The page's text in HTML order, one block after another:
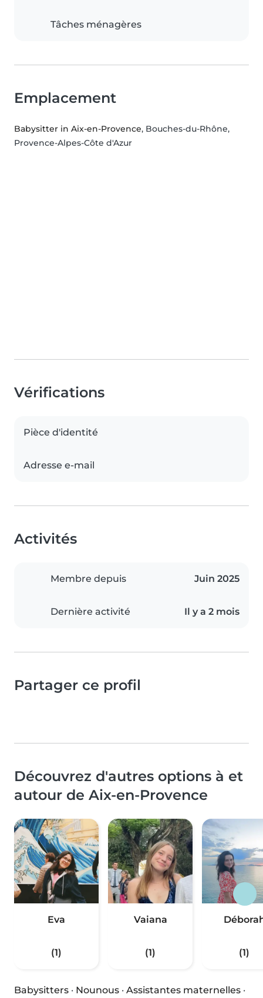
Tâches ménagères
Emplacement
Babysitter in Aix-en-Provence, Bouches-du-Rhône,
Provence-Alpes-Côte d'Azur
Vérifications
Pièce d'identité
Adresse e-mail
Activités
Membre depuis Juin 2025
Dernière activité Il y a 2 mois
Partager ce profil
Découvrez d'autres options à et
autour de Aix-en-Provence
Eva
(1)
Vaiana
(1) (1)
Babysitters · Nounous · Assistantes maternelles ·